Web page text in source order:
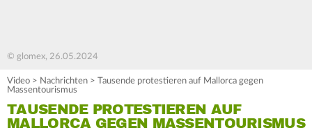
© glomex, 26.05.2024
Video > Nachrichten > Tausende protestieren auf Mallorca gegen
Massentourismus
TAUSENDE PROTESTIEREN AUF
MALLORCA GEGEN MASSENTOURISMUS